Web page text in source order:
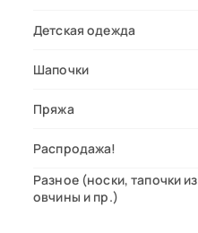
Детская одежда
Шапочки
Пряжа
Распродажа!
Разное (носки, тапочки из
овчины и пр.)